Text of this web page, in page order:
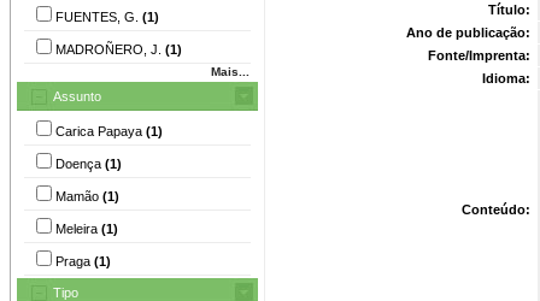
FUENTES, G. (1)
MADROÑERO, J. (1)
Mais...
Assunto
Carica Papaya (1)
Doença (1)
Mamão (1)
Meleira (1)
Praga (1)
Tipo
Título:
Ano de publicação:
Fonte/Imprenta:
Idioma:
Conteúdo: